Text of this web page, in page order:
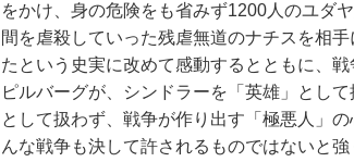
をかけ、身の危険をも省みず1200人のユダ
間を虐殺していった残虐無道のナチスを相
たという史実に改めて感動するとともに、
ピルバーグが、シンドラーを「英雄」とし
として扱わず、戦争が作り出す「極悪人」
んな戦争も決して許されるものではないと